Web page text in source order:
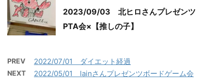
2023/09/03 北ヒロさんプレゼンツ
PTA会×【推しの子】
PREV 2022/07/01 ダイエット経過
NEXT 2022/05/01 lainさんプレゼンツボードゲーム会